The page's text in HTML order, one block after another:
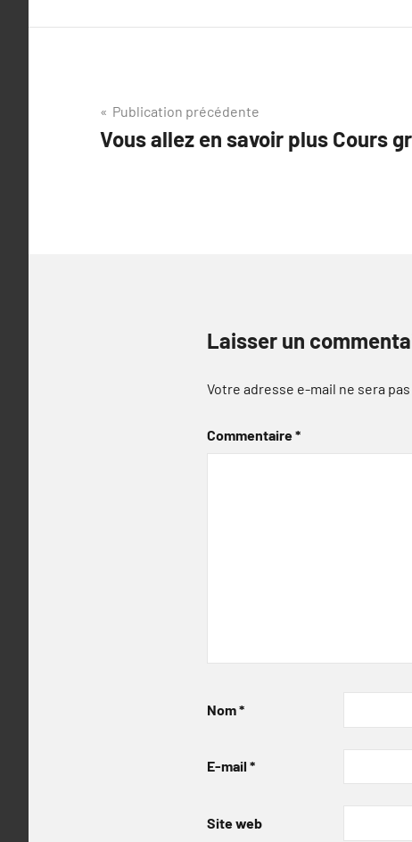
Navigation
de
Publication précédente
Vous allez en savoir plus Cours
Laisser un
Votre adresse e-mail ne sera pas
Commentaire*
Nom*
E-mail *
Site web